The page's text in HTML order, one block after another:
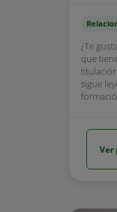
¿Te
que
sigue
Ver